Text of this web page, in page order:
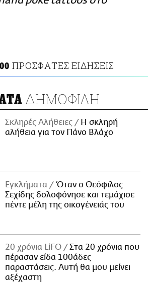
ΠΡΟΣΦΑΤΕΣ ΕΙΔΗΣΕΙΣ
ΔΗΜΟΦΙΛΗ
Σκληρές Αλήθειες
H σκληρή
αλήθεια για τον Πάνο Βλάχο
Εγκλήματα
Όταν ο Θεόφιλος
Σεχίδης δολοφόνησε και τεμάχισε
πέντε μέλη της οικογένειάς του
20 χρόνια LiFO
Στα 20 χρόνια που
πέρασαν είδα 100άδες
παραστάσεις. Αυτή θα μου μείνει
αξέχαστη